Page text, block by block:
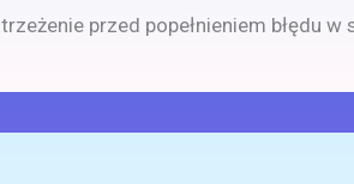
przed popełnieniem błędu w